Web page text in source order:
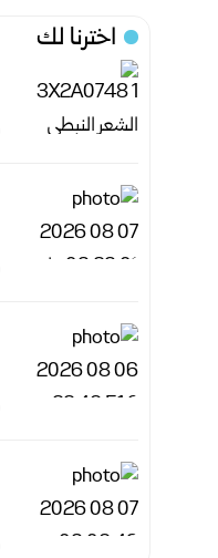
اخترنا لك